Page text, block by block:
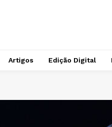
Artigos Edição Digital